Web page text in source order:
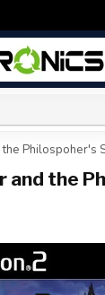
Philospoher's
and the